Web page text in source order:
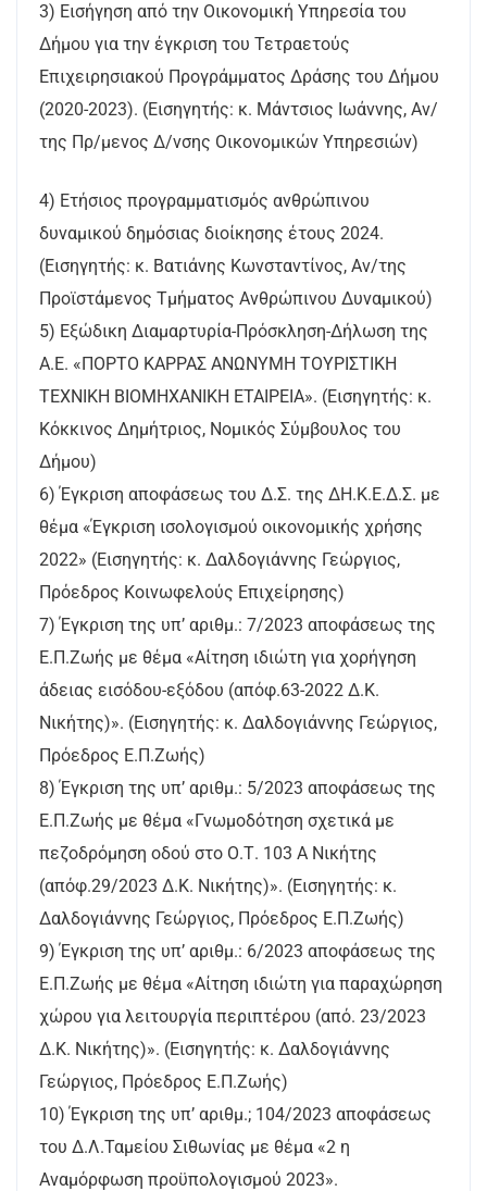
3) Εισήγηση από την Οικονομική Υπηρεσία του
Δήμου για την έγκριση του Τετραετούς
Επιχειρησιακού Προγράμματος Δράσης του Δήμου
(2020-2023). (Εισηγητής: κ. Μάντσιος Ιωάννης, Αν/
της Πρ/μενος Δ/νσης Οικονομικών Υπηρεσιών)
4) Ετήσιος προγραμματισμός ανθρώπινου
δυναμικού δημόσιας διοίκησης έτους 2024.
(Εισηγητής: κ. Βατιάνης Κωνσταντίνος, Αν/της
Προϊστάμενος Τμήματος Ανθρώπινου Δυναμικού)
5) Εξώδικη Διαμαρτυρία-Πρόσκληση-Δήλωση της
Α.Ε. «ΠΟΡΤΟ ΚΑΡΡΑΣ ΑΝΩΝΥΜΗ ΤΟΥΡΙΣΤΙΚΗ
ΤΕΧΝΙΚΗ ΒΙΟΜΗΧΑΝΙΚΗ ΕΤΑΙΡΕΙΑ». (Εισηγητής: κ.
Κόκκινος Δημήτριος, Νομικός Σύμβουλος του
Δήμου)
6) Έγκριση αποφάσεως του Δ.Σ. της ΔΗ.Κ.Ε.Δ.Σ. με
θέμα «Έγκριση ισολογισμού οικονομικής χρήσης
2022» (Εισηγητής: κ. Δαλδογιάννης Γεώργιος,
Πρόεδρος Κοινωφελούς Επιχείρησης)
7) Έγκριση της υπ’ αριθμ.: 7/2023 αποφάσεως της
Ε.Π.Ζωής με θέμα «Αίτηση ιδιώτη για χορήγηση
άδειας εισόδου-εξόδου (απόφ.63-2022 Δ.Κ.
Νικήτης)». (Εισηγητής: κ. Δαλδογιάννης Γεώργιος,
Πρόεδρος Ε.Π.Ζωής)
8) Έγκριση της υπ’ αριθμ.: 5/2023 αποφάσεως της
Ε.Π.Ζωής με θέμα «Γνωμοδότηση σχετικά με
πεζοδρόμηση οδού στο Ο.Τ. 103 Α Νικήτης
(απόφ.29/2023 Δ.Κ. Νικήτης)». (Εισηγητής: κ.
Δαλδογιάννης Γεώργιος, Πρόεδρος Ε.Π.Ζωής)
9) Έγκριση της υπ’ αριθμ.: 6/2023 αποφάσεως της
Ε.Π.Ζωής με θέμα «Αίτηση ιδιώτη για παραχώρηση
χώρου για λειτουργία περιπτέρου (από. 23/2023
Δ.Κ. Νικήτης)». (Εισηγητής: κ. Δαλδογιάννης
Γεώργιος, Πρόεδρος Ε.Π.Ζωής)
10) Έγκριση της υπ’ αριθμ.; 104/2023 αποφάσεως
του Δ.Λ.Ταμείου Σιθωνίας με θέμα «2 η
Αναμόρφωση προϋπολογισμού 2023».